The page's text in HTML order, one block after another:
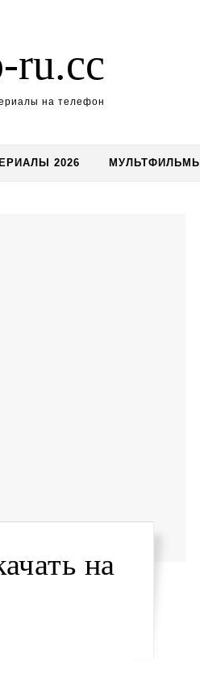
ru.cc
на телефон
2026 МУЛЬТФИЛЬМЫ
на